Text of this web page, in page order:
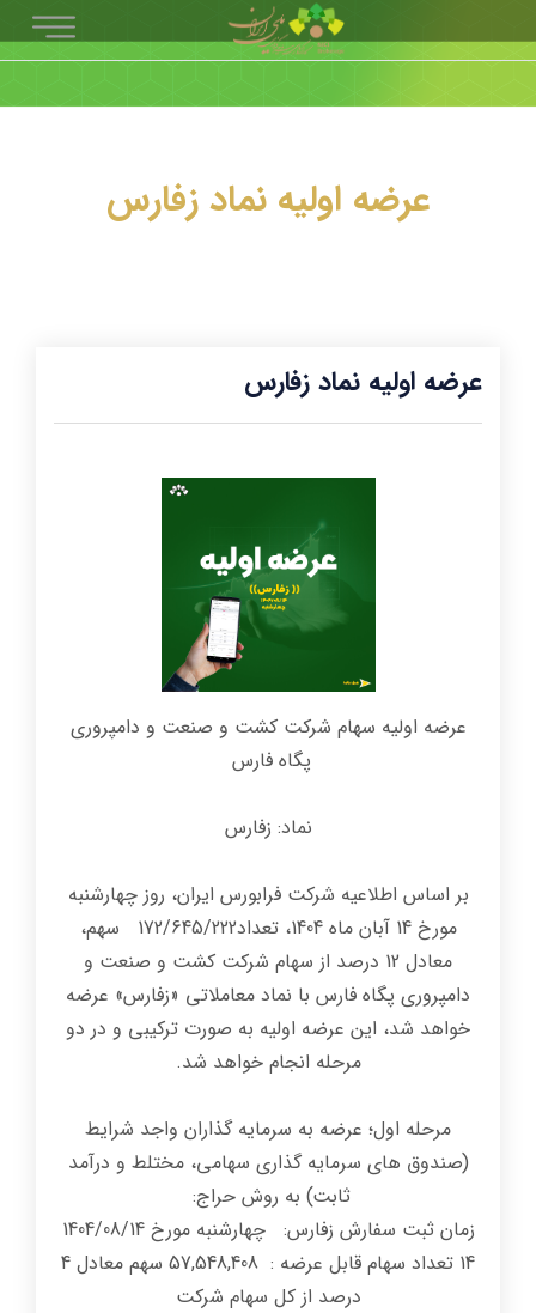
عرضه اولیه نماد زفارس
عرضه اولیه نماد زفارس
عرضه اولیه سهام شرکت کشت و صنعت و دامپروری
پگاه فارس
نماد: زفارس
بر اساس اطلاعیه شرکت فرابورس ایران، روز چهارشنبه
مورخ 14 آبان ماه 1404، تعداد172/645/222 سهم،
معادل 12 درصد از سهام شرکت کشت و صنعت و
دامپروری پگاه فارس با نماد معاملاتی «زفارس» عرضه
خواهد شد، این عرضه اولیه به صورت ترکیبی و در دو
مرحله انجام خواهد شد.
مرحله اول؛ عرضه به سرمایه گذاران واجد شرایط
(صندوق های سرمایه گذاری سهامی، مختلط و درآمد
ثابت) به روش حراج:
زمان ثبت سفارش زفارس: چهارشنبه مورخ 1404/08/14
14 تعداد سهام قابل عرضه : 57,548,408 سهم معادل 4
درصد از کل سهام شرکت